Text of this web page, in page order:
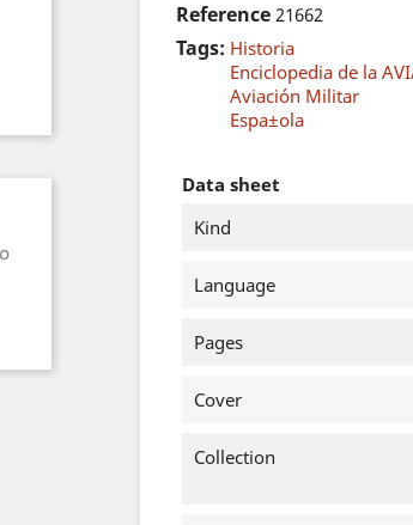
Reference 21662
Tags: Historia
Enciclopedia de la
Aviación Militar
Espa±ola
Data sheet
Kind
Language
Pages
Cover
Collection